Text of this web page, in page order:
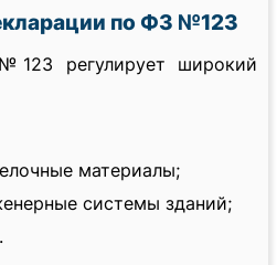
по ФЗ №123
регулирует широкий
материалы;
системы зданий;